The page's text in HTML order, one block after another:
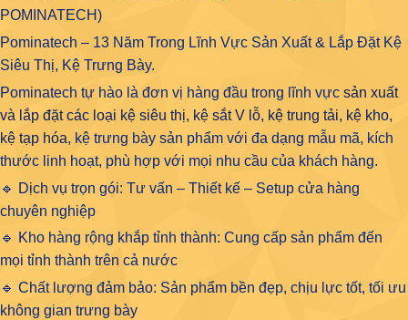
POMINATECH)
Pominatech – 13 Năm Trong Lĩnh Vực Sản Xuất & Lắp Đặt Kệ
Siêu Thị, Kệ Trưng Bày.
Pominatech tự hào là đơn vị hàng đầu trong lĩnh vực sản xuất
và lắp đặt các loại kệ siêu thị, kệ sắt V lỗ, kệ trung tải, kệ kho,
kệ tạp hóa, kệ trưng bày sản phẩm với đa dạng mẫu mã, kích
thước linh hoạt, phù hợp với mọi nhu cầu của khách hàng.
🔹 Dịch vụ trọn gói: Tư vấn – Thiết kế – Setup cửa hàng
chuyên nghiệp
🔹 Kho hàng rộng khắp tỉnh thành: Cung cấp sản phẩm đến
mọi tỉnh thành trên cả nước
🔹 Chất lượng đảm bảo: Sản phẩm bền đẹp, chịu lực tốt, tối ưu
không gian trưng bày